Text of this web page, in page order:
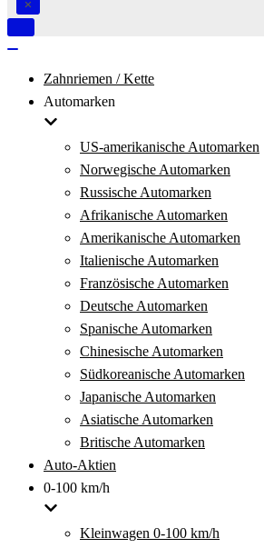
Navigation
Zahnriemen / Kette
Automarken
US-amerikanische Automarken
Norwegische Automarken
Russische Automarken
Afrikanische Automarken
Amerikanische Automarken
Italienische Automarken
Französische Automarken
Deutsche Automarken
Spanische Automarken
Chinesische Automarken
Südkoreanische Automarken
Japanische Automarken
Asiatische Automarken
Britische Automarken
Auto-Aktien
0-100 km/h
Kleinwagen 0-100 km/h